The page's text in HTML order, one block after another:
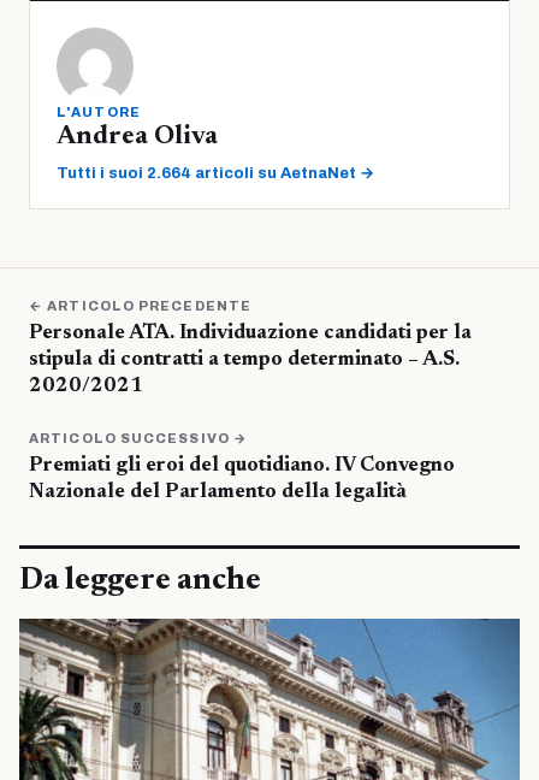
L'AUTORE
Andrea Oliva
Tutti i suoi 2.664 articoli su AetnaNet →
← ARTICOLO PRECEDENTE
Personale ATA. Individuazione candidati per la
stipula di contratti a tempo determinato – A.S.
2020/2021
ARTICOLO SUCCESSIVO →
Premiati gli eroi del quotidiano. IV Convegno
Nazionale del Parlamento della legalità
Da leggere anche